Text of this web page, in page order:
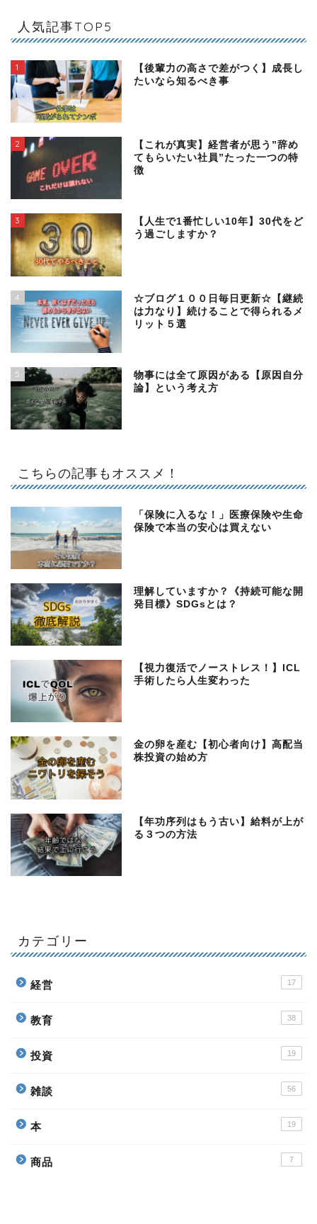
人気記事TOP5
1
【後輩力の高さで差がつく】成長し
たいなら知るべき事
2
【これが真実】経営者が思う”辞め
てもらいたい社員”たった一つの特
徴
3
【人生で1番忙しい10年】30代をど
う過ごしますか？
4
☆ブログ１００日毎日更新☆【継続
は力なり】続けることで得られるメ
リット５選
5
物事には全て原因がある【原因自分
論】という考え方
こちらの記事もオススメ！
「保険に入るな！」医療保険や生命
保険で本当の安心は買えない
理解していますか？《持続可能な開
発目標》SDGsとは？
【視力復活でノーストレス！】ICL
手術したら人生変わった
金の卵を産む【初心者向け】高配当
株投資の始め方
【年功序列はもう古い】給料が上が
る３つの方法
カテゴリー
経営 17
教育 38
投資 19
雑談 56
本 19
商品 7